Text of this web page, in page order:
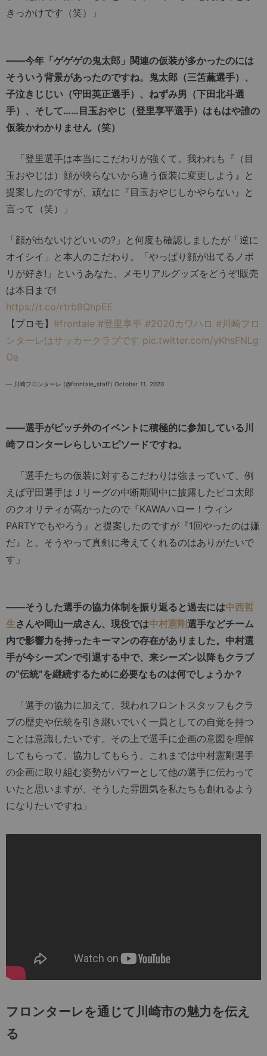
きっかけです（笑）」
――今年「ゲゲゲの鬼太郎」関連の仮装が多かったのには
そういう背景があったのですね。鬼太郎（三笘薫選手）、
子泣きじじい（守田英正選手）、ねずみ男（下田北斗選
手）、そして……目玉おやじ（登里享平選手）はもはや誰の
仮装かわかりません（笑）
「登里選手は本当にこだわりが強くて。我われも『（目
玉おやじは）顔が映らないから違う仮装に変更しよう』と
提案したのですが、頑なに『目玉おやじしかやらない』と
言って（笑）」
「顔が出ないけどいいの?」と何度も確認しましたが「逆に
オイシイ」と本人のこだわり。「やっぱり顔が出てるノボ
リが好き!」というあなた、メモリアルグッズをどうぞ!販売
は本日まで!
https://t.co/rtrb8QhpEE
【プロモ】 #frontale #登里享平 #2020カワハロ #川崎フロ
ンターレはサッカークラブです pic.twitter.com/yKhsFNLg
Oa
— 川崎フロンターレ (@frontale_staff) October 11, 2020
――選手がピッチ外のイベントに積極的に参加している川
崎フロンターレらしいエピソードですね。
「選手たちの仮装に対するこだわりは強まっていて、例
えば守田選手はＪリーグの中断期間中に披露したピコ太郎
のクオリティが高かったので『KAWAハロー！ウィン
PARTYでもやろう』と提案したのですが『1回やったのは嫌
だ』と。そうやって真剣に考えてくれるのはありがたいで
す」
――そうした選手の協力体制を振り返ると過去には中西哲
生さんや岡山一成さん、現役では中村憲剛選手などチーム
内で影響力を持ったキーマンの存在がありました。中村選
手が今シーズンで引退する中で、来シーズン以降もクラブ
の“伝統”を継続するために必要なものは何でしょうか？
「選手の協力に加えて、我われフロントスタッフもクラ
ブの歴史や伝統を引き継いでいく一員としての自覚を持つ
ことは意識したいです。その上で選手に企画の意図を理解
してもらって、協力してもらう。これまでは中村憲剛選手
の企画に取り組む姿勢がパワーとして他の選手に伝わって
いたと思いますが、そうした雰囲気を私たちも創れるよう
になりたいですね」
フロンターレを通じて川崎市の魅力を伝え
る